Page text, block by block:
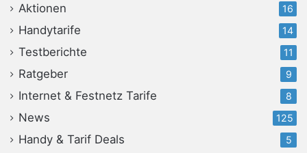
Aktionen 16
Handytarife 14
Testberichte 11
Ratgeber 9
Internet & Festnetz Tarife 8
News 125
Handy & Tarif Deals 5